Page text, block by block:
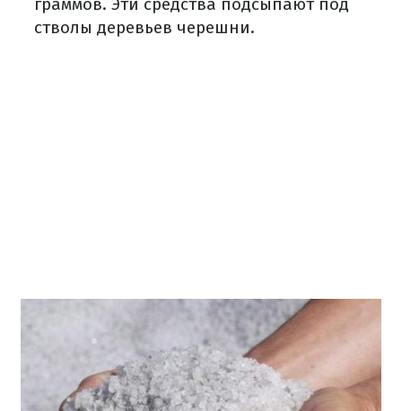
стволы деревьев черешни.